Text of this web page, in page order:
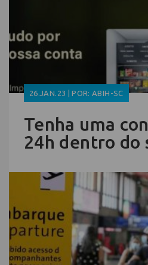
26.JAN.23 | POR: ABIH-SC
Tenha uma
24h dentro do